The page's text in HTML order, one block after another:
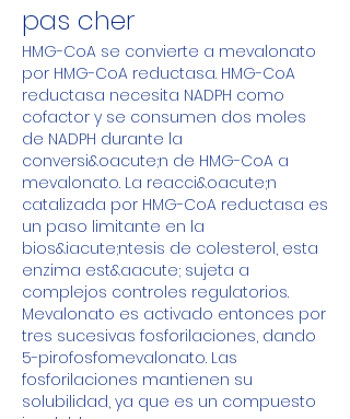
pas cher
HMG-CoA se convierte a mevalonato
por HMG-CoA reductasa. HMG-CoA
reductasa necesita NADPH como
cofactor y se consumen dos moles
de NADPH durante la
conversi&oacute;n de HMG-CoA a
mevalonato. La reacci&oacute;n
catalizada por HMG-CoA reductasa es
un paso limitante en la
bios&iacute;ntesis de colesterol, esta
enzima est&aacute; sujeta a
complejos controles regulatorios.
Mevalonato es activado entonces por
tres sucesivas fosforilaciones, dando
5-pirofosfomevalonato. Las
fosforilaciones mantienen su
solubilidad, ya que es un compuesto